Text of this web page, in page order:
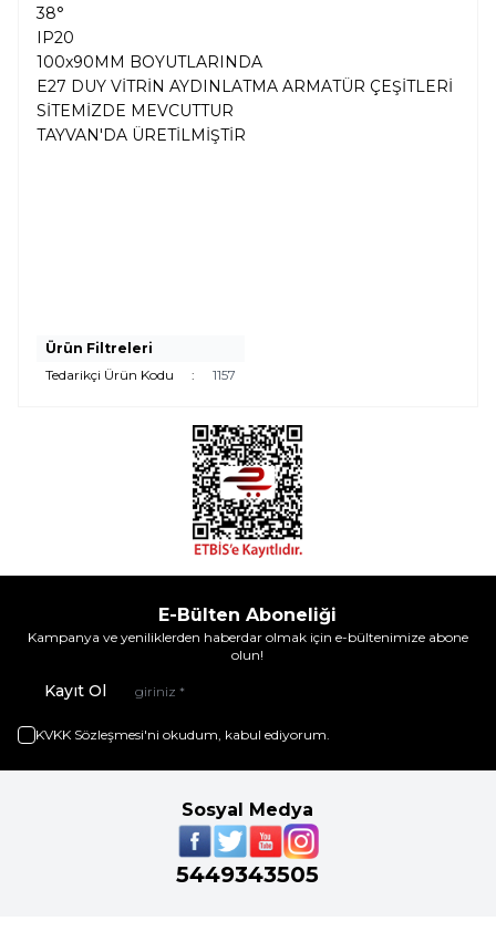
38°
IP20
100x90MM BOYUTLARINDA
E27 DUY VİTRİN AYDINLATMA ARMATÜR ÇEŞİTLERİ
SİTEMİZDE MEVCUTTUR
TAYVAN'DA ÜRETİLMİŞTİR
Ürün Filtreleri
Tedarikçi Ürün Kodu
: 1157
E-Bülten Aboneliği
Kampanya ve yeniliklerden haberdar olmak için e-bültenimize abone
olun!
Kayıt Ol
KVKK Sözleşmesi'ni okudum, kabul ediyorum.
Sosyal Medya
5449343505